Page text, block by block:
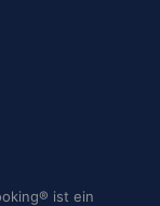
ist ein